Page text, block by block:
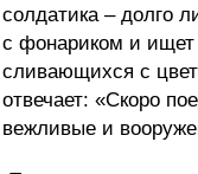
солдатика – долго
с фонариком и ищет
сливающихся с
отвечает: «Скоро
вежливые и